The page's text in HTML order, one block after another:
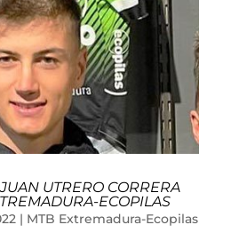
de bicicletas
UTRERO CORRERA
ECOPILAS
| MTB Extremadura-Ecopilas